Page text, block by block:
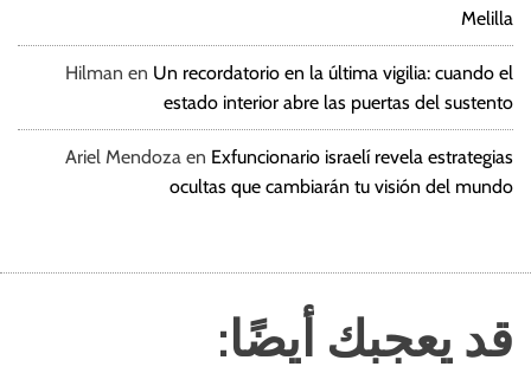
Melilla
Hilman en Un recordatorio en la última vigilia: cuando el
estado interior abre las puertas del sustento
Ariel Mendoza en Exfuncionario israelí revela estrategias
ocultas que cambiarán tu visión del mundo
قد يعجبك أيضًا: